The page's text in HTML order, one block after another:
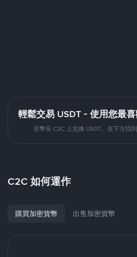
輕鬆交易 USDT - 使用您最
在幣安 C2C 上兌換 USDT。在下方找
C2C 如何運作
購買加密貨幣 出售加密貨幣